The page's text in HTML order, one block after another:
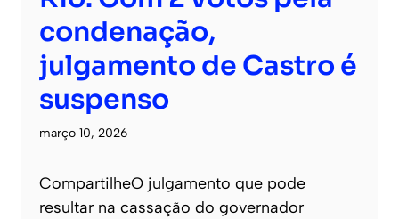
condenação,
julgamento de Castro é
suspenso
março 10, 2026
CompartilheO julgamento que pode
resultar na cassação do governador